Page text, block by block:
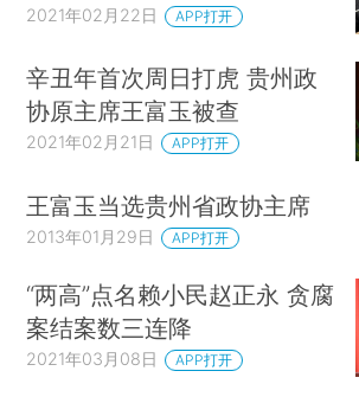
2021年02月22日 APP打开
辛丑年首次周日打虎 贵州政
协原主席王富玉被查
2021年02月21日 APP打开
王富玉当选贵州省政协主席
2013年01月29日 APP打开
“两高”点名赖小民赵正永 贪腐
案结案数三连降
2021年03月08日 APP打开